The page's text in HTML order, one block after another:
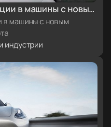
в машины с новым
в машины с новым
индустрии